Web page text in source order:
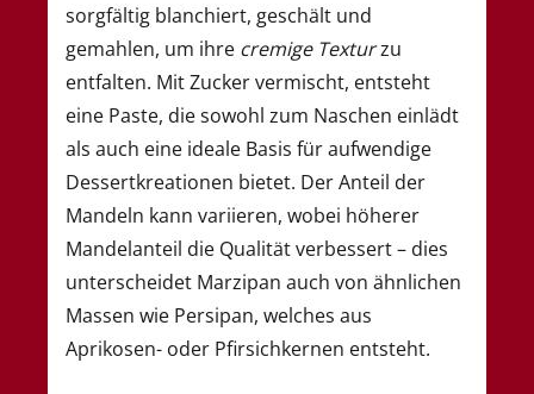
sorgfältig blanchiert, geschält und
gemahlen, um ihre cremige Texturzu
entfalten. Mit Zucker vermischt, entsteht
eine Paste, die sowohl zum Naschen einlädt
als auch eine ideale Basis für aufwendige
Dessertkreationen bietet. Der Anteil der
Mandeln kann variieren, wobei höherer
Mandelanteil die Qualität verbessert – dies
unterscheidet Marzipan auch von ähnlichen
Massen wie Persipan, welches aus
Aprikosen- oder Pfirsichkernen entsteht.